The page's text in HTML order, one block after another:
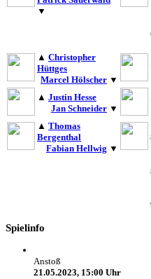
▼
▲ Christopher
Hüttges
Marcel Hölscher ▼
▲ Justin Hesse
Jan Schneider ▼
▲ Thomas
Bergenthal
Fabian Hellwig ▼
Spielinfo
Anstoß
21.05.2023, 15:00 Uhr